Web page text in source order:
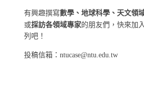
有興趣撰寫數學、地球科學、天文領
或採訪各領域專家的朋友們，快來加
列吧！
投稿信箱：ntucase@ntu.edu.tw